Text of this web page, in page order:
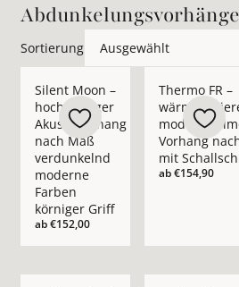
Sortierung Ausgewählt
Silent Moon –
hochwertiger
Akustikvorhang
nach Maß
verdunkelnd
moderne
Farben
körniger Griff
ab€152,00
Thermo FR –
moderer
Vorhang
mit
ab€154,90